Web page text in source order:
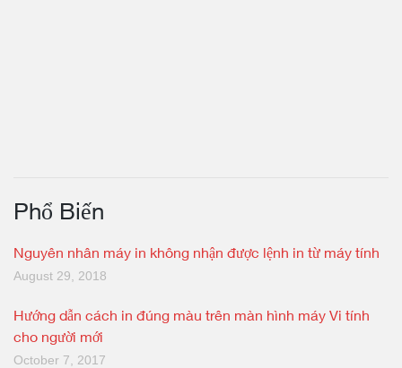
Phổ Biến
Nguyên nhân máy in không nhận được lệnh in từ máy tính
August 29, 2018
Hướng dẫn cách in đúng màu trên màn hình máy Vi tính
cho người mới
October 7, 2017